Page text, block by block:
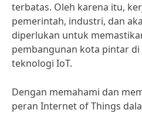
terbatas. Oleh karena itu,
pemerintah, industri, dan
diperlukan untuk
pembangunan kota pintar
teknologi IoT.
Dengan memahami dan
peran Internet of Things